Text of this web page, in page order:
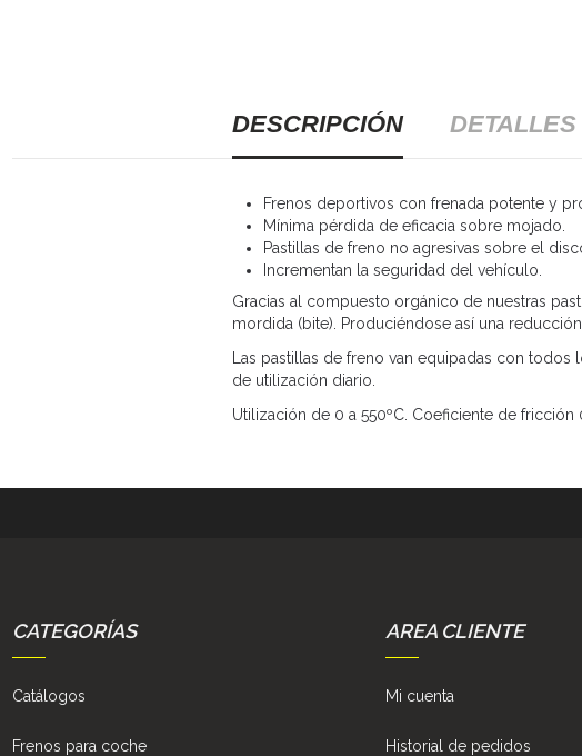
DESCRIPCIÓN
Frenos deportivos con frenada potente y
Mínima pérdida de eficacia sobre mojado.
Pastillas de freno no agresivas sobre el
Incrementan la seguridad del vehículo.
Gracias al compuesto orgánico de nuestras
mordida (bite). Produciéndose así una
Las pastillas de freno van equipadas con
de utilización diario.
Utilización de 0 a 550ºC. Coeficiente de fricción
CATEGORÍAS
Catálogos
Frenos para coche
AREA CLIENTE
Mi cuenta
Historial de pedidos